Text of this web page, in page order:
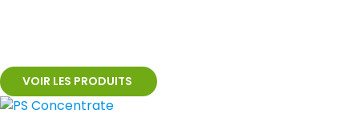
VOIR LES PRODUITS